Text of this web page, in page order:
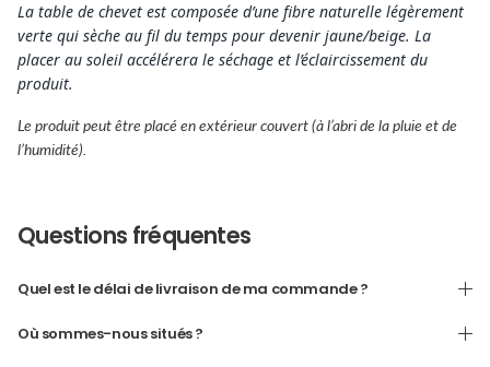
La table de chevet est composée d’une fibre naturelle légèrement
verte qui sèche au fil du temps pour devenir jaune/beige. La
placer au soleil accélérera le séchage et l’éclaircissement du
produit.
Le produit peut être placé en extérieur couvert (à l’abri de la pluie et de
l’humidité).
Questions fréquentes
Quel est le délai de livraison de ma commande ?
Où sommes-nous situés ?